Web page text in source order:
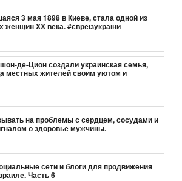
3 мая 1898 в Киеве, стала одной из
XX века. #євреїзукраїни
де-Цион создали украинская семья,
местных жителей своим уютом и
на проблемы с сердцем, сосудами и
о здоровье мужчины.
сети и блоги для продвижения
Часть 6